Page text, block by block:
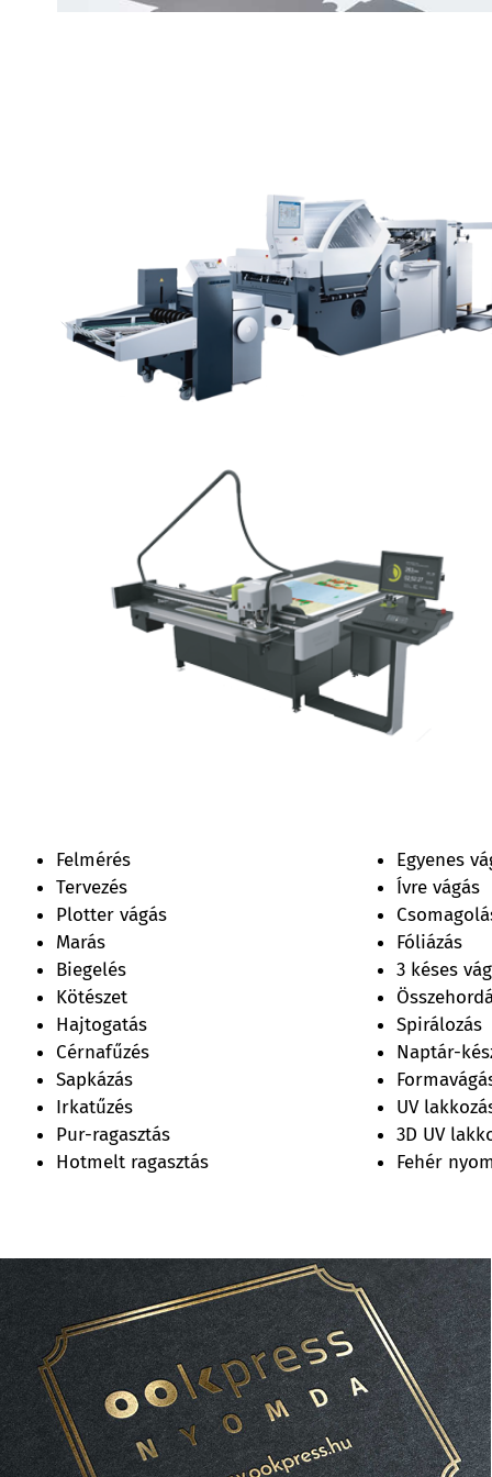
Felmérés
Tervezés
Plotter vágás
Marás
Biegelés
Kötészet
Hajtogatás
Cérnafűzés
Sapkázás
Irkatűzés
Pur-ragasztás
Hotmelt ragasztás
Egyenes
Ívre vágás
Fóliázás
3 késes
Spirálozás
Naptár-
UV
3D UV
Fehér